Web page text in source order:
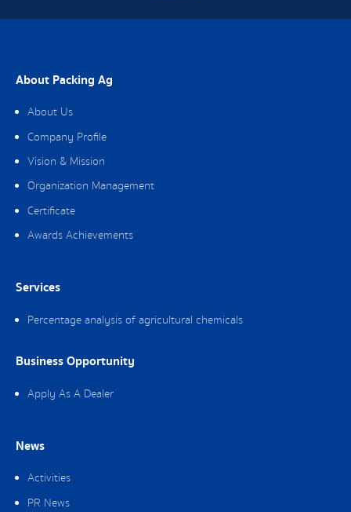
About Packing Ag
About Us
Company Profile
Vision & Mission
Organization Management
Certificate
Awards Achievements
Services
Percentage analysis of agricultural chemicals
Business Opportunity
Apply As A Dealer
News
Activities
PR News